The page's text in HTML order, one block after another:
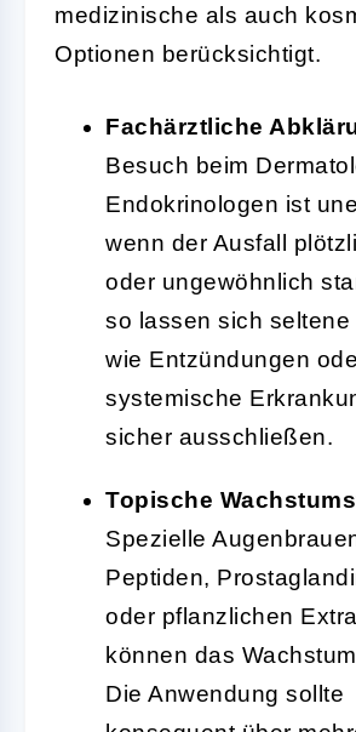
medizinische als auch
Optionen berücksichtigt.
Fachärztliche
Besuch beim
Endokrinologen ist
wenn der Ausfall
oder ungewöhnlich
so lassen sich seltene
wie Entzündungen
systemische
sicher ausschließen.
Topische
Spezielle
Peptiden,
oder pflanzlichen
können das
Die Anwendung sollte